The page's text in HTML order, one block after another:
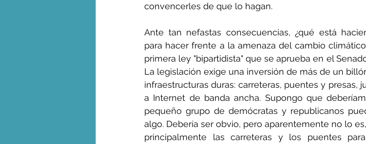
convencerles de que lo hagan.
Ante tan nefastas consecuencias, ¿qué está
para hacer frente a la amenaza del cambio
primera ley "bipartidista" que se aprueba en el
La legislación exige una inversión de más de un
infraestructuras duras: carreteras, puentes y presas,
a Internet de banda ancha. Supongo que
pequeño grupo de demócratas y republicanos
algo. Debería ser obvio, pero aparentemente no lo
principalmente las carreteras y los puentes